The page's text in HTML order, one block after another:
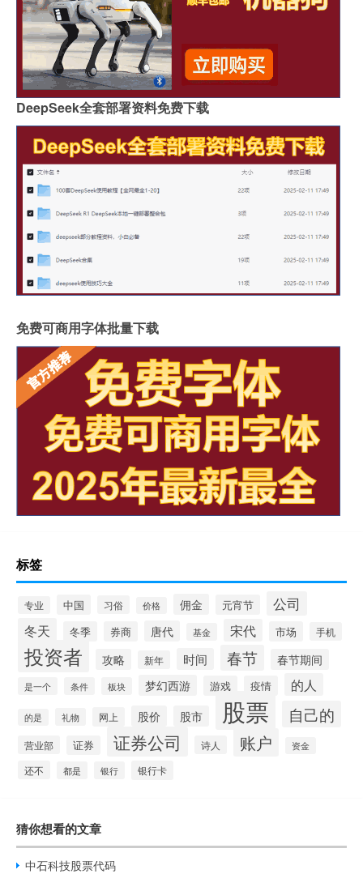
DeepSeek全套部署资料免费下载
免费可商用字体批量下载
标签
专业 中国 习俗 价格 佣金 元宵节
公司
冬天
冬季 券商 唐代 基金 宋代 市场 手机
投资者 攻略 新年 时间 春节 春节期间
是一个 条件 板块 梦幻西游 游戏 疫情 的人
的是 礼物 网上 股价 股市 股票 自己的
营业部 证券 证券公司 诗人 账户 资金
还不 都是 银行 银行卡
猜你想看的文章
中石科技股票代码